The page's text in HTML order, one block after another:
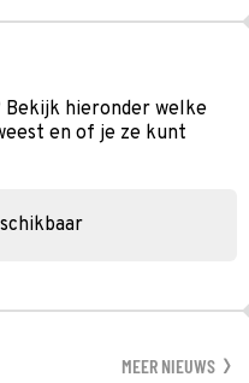
Bekijk hieronder welke
en of je ze kunt
MEER NIEUWS